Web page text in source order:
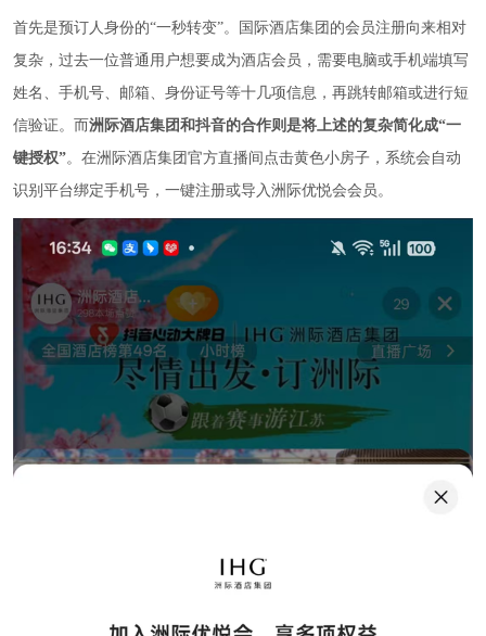
首先是预订人身份的“一秒转变”。国际酒店集团的会员注册向来相对
复杂，过去一位普通用户想要成为酒店会员，需要电脑或手机端填写
姓名、手机号、邮箱、身份证号等十几项信息，再跳转邮箱或进行短
信验证。而洲际酒店集团和抖音的合作则是将上述的复杂简化成“一
键授权”。在洲际酒店集团官方直播间点击黄色小房子，系统会自动
识别平台绑定手机号，一键注册或导入洲际优悦会会员。